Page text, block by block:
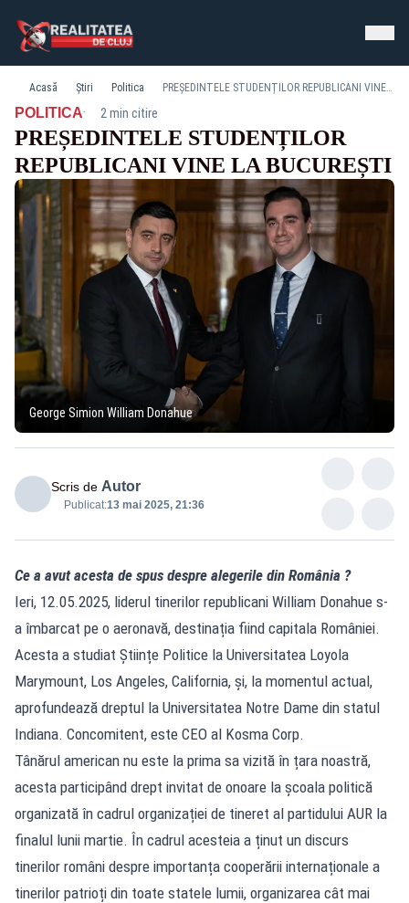
Acasă Știri Politica PREȘEDINTELE STUDENȚILOR REPUBLICANI VINE LA BUCUREȘTI
POLITICA· 2 min citire
PREȘEDINTELE STUDENȚILOR
REPUBLICANI VINE LA BUCUREȘTI
George Simion William Donahue
Scris de Autor
Publicat:13 mai 2025, 21:36
Ce a avut acesta de spus despre alegerile din România ?
Ieri, 12.05.2025, liderul tinerilor republicani William Donahue s-
a îmbarcat pe o aeronavă, destinația fiind capitala României.
Acesta a studiat Științe Politice la Universitatea Loyola
Marymount, Los Angeles, California, și, la momentul actual,
aprofundează dreptul la Universitatea Notre Dame din statul
Indiana. Concomitent, este CEO al Kosma Corp.
Tânărul american nu este la prima sa vizită în țara noastră,
acesta participând drept invitat de onoare la școala politică
organizată în cadrul organizației de tineret al partidului AUR la
finalul lunii martie. În cadrul acesteia a ținut un discurs
tinerilor români despre importanța cooperării internaționale a
tinerilor patrioți din toate statele lumii, organizarea cât mai